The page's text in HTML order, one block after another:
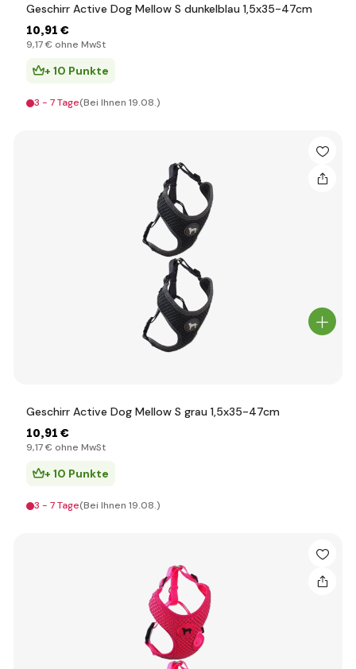
Geschirr Active Dog Mellow S dunkelblau 1,5x35-47cm
10,91 €
9,17 € ohne MwSt
+ 10 Punkte
3 - 7 Tage(Bei Ihnen 19.08.)
Geschirr Active Dog Mellow S grau 1,5x35-47cm
10,91 €
9,17 € ohne MwSt
+ 10 Punkte
3 - 7 Tage(Bei Ihnen 19.08.)